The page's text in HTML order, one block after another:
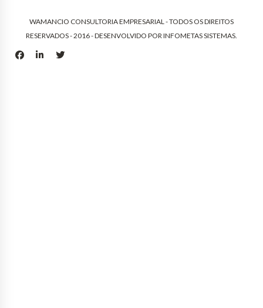
WAMANCIO CONSULTORIA EMPRESARIAL - TODOS OS DIREITOS
RESERVADOS - 2016 - DESENVOLVIDO PORINFOMETAS SISTEMAS.